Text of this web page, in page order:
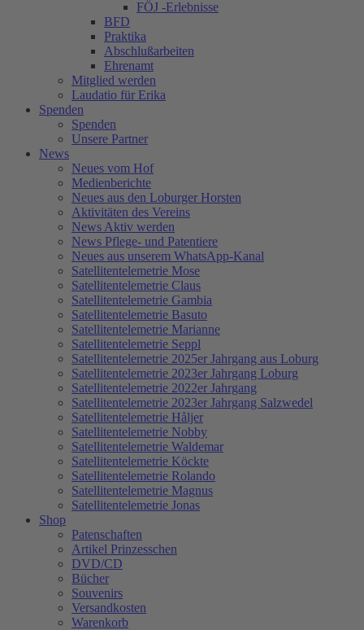
FÖJ -Erlebnisse
BFD
Praktika
Abschlußarbeiten
Ehrenamt
Mitglied werden
Laudatio für Erika
Spenden
Spenden
Unsere Partner
News
Neues vom Hof
Medienberichte
Neues aus den Loburger Horsten
Aktivitäten des Vereins
News Aktiv werden
News Pflege- und Patentiere
Neues aus unserem WhatsApp-Kanal
Satellitentelemetrie Mose
Satellitentelemetrie Claus
Satellitentelemetrie Gambia
Satellitentelemetrie Basuto
Satellitentelemetrie Marianne
Satellitentelemetrie Seppl
Satellitentelemetrie 2025er Jahrgang aus Loburg
Satellitentelemetrie 2023er Jahrgang Loburg
Satellitentelemetrie 2022er Jahrgang
Satellitentelemetrie 2023er Jahrgang Salzwedel
Satellitentelemetrie Håljer
Satellitentelemetrie Nobby
Satellitentelemetrie Waldemar
Satellitentelemetrie Köckte
Satellitentelemetrie Rolando
Satellitentelemetrie Magnus
Satellitentelemetrie Jonas
Shop
Patenschaften
Artikel Prinzesschen
DVD/CD
Bücher
Souvenirs
Versandkosten
Warenkorb